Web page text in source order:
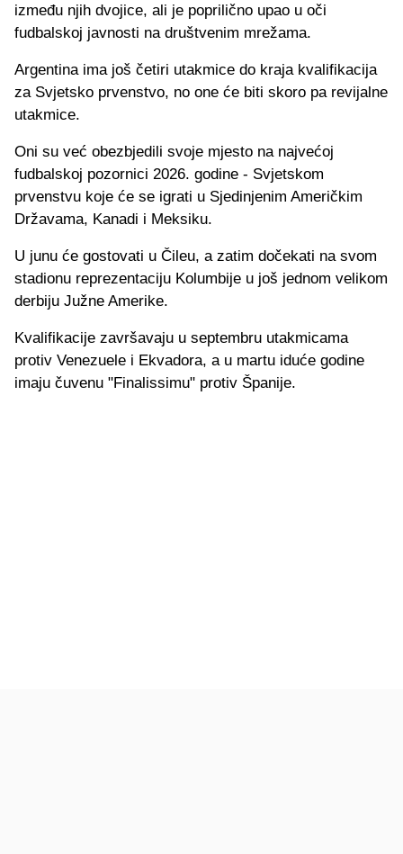
između njih dvojice, ali je poprilično upao u oči
fudbalskoj javnosti na društvenim mrežama.
Argentina ima još četiri utakmice do kraja kvalifikacija
za Svjetsko prvenstvo, no one će biti skoro pa revijalne
utakmice.
Oni su već obezbjedili svoje mjesto na najvećoj
fudbalskoj pozornici 2026. godine - Svjetskom
prvenstvu koje će se igrati u Sjedinjenim Američkim
Državama, Kanadi i Meksiku.
U junu će gostovati u Čileu, a zatim dočekati na svom
stadionu reprezentaciju Kolumbije u još jednom velikom
derbiju Južne Amerike.
Kvalifikacije završavaju u septembru utakmicama
protiv Venezuele i Ekvadora, a u martu iduće godine
imaju čuvenu "Finalissimu" protiv Španije.